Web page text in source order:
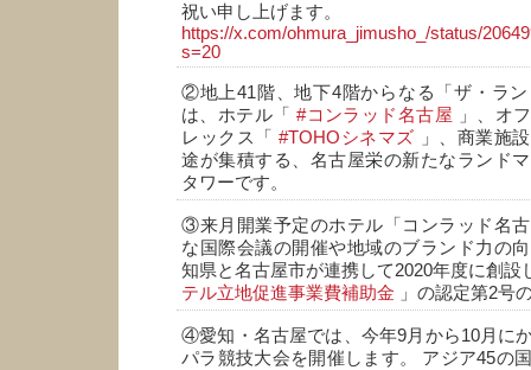
祝い申し上げます。
https://x.com/ohmura_jimusho_/status/
s=20
②地上41階、地下4階からなる「ザ・ラ
は、ホテル「#コンラッド名古屋 」、オ
レックス「#TOHOシネマズ 」、商業施
途が集積する、名古屋栄の新たなランド
タワーです。
③来月開業予定のホテル「コンラッド名
な国際会議の開催や地域のブランド力の
知県と名古屋市が連携して2020年度に創設
テル立地促進事業費補助金 」の認定第2号
④愛知・名古屋では、今年9月から10月に
パラ競技大会を開催します。 アジア45の